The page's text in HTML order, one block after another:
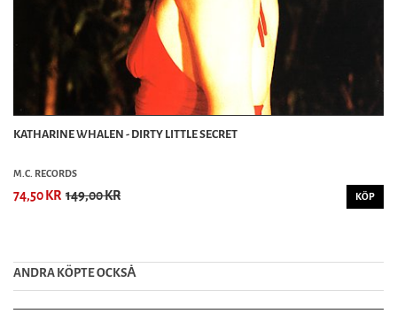
KATHARINE WHALEN - DIRTY LITTLE SECRET
M.C. RECORDS
74,50 KR 149,00 KR KÖP
ANDRA KÖPTE OCKSȦ